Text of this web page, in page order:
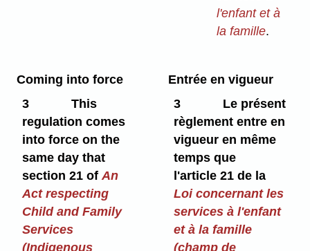
l'enfant et à
la famille.
Coming into force
3
This
regulation comes
into force on the
same day that
section 21 ofAn
Act respecting
Child and Family
Services
(Indigenous
Entrée en vigueur
3
Le présent
règlement entre en
vigueur en même
temps que
l'article 21 de la
Loi concernant les
services à l'enfant
et à la famille
(champ de